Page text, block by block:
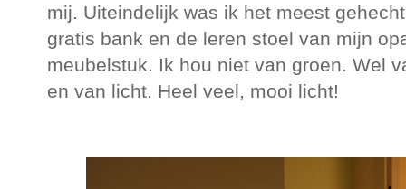
mij. Uiteindelijk was ik het meest
gratis bank en de leren stoel van mijn
meubelstuk. Ik hou niet van groen. Wel
en van licht. Heel veel, mooi licht!